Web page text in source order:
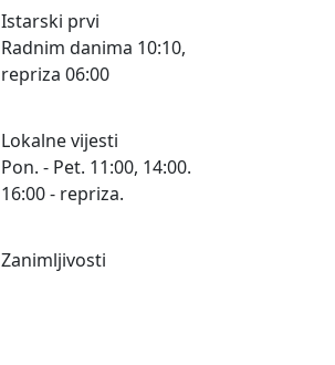
Istarski prvi
Radnim danima 10:10,
repriza 06:00
Lokalne vijesti
Pon. - Pet. 11:00, 14:00.
16:00 - repriza.
Zanimljivosti